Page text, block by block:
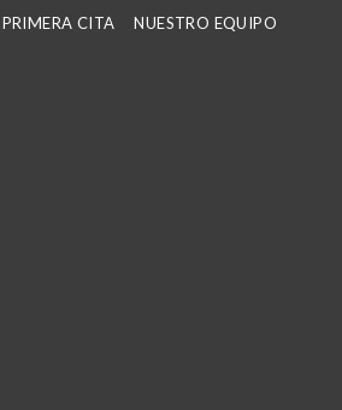
PRIMERA CITA NUESTRO EQUIPO